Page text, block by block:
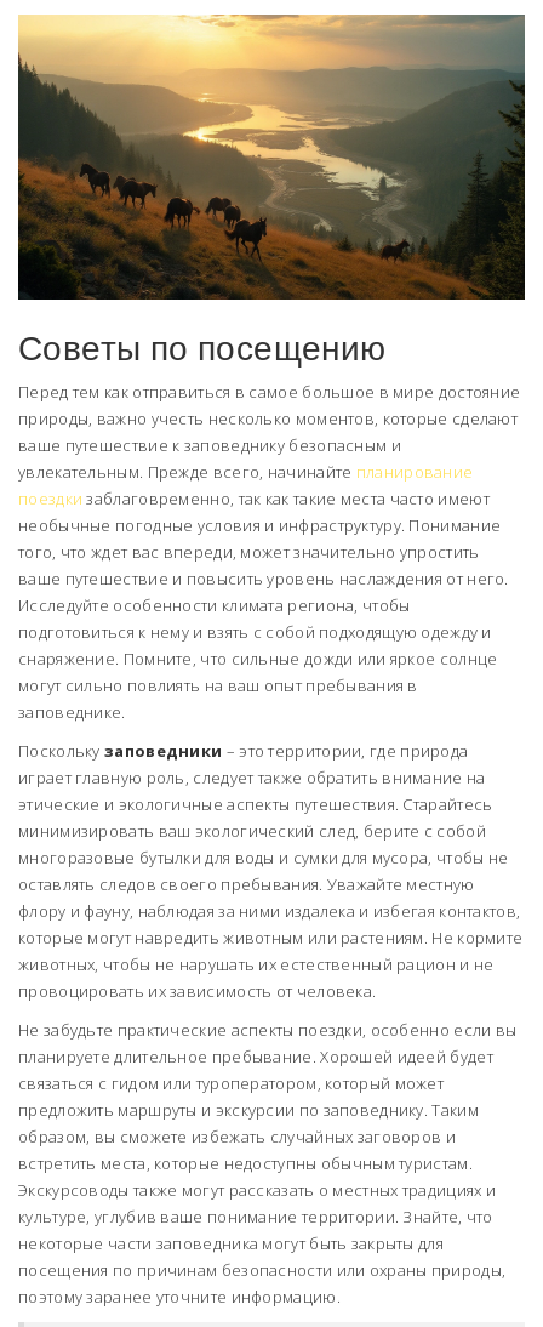
Советы по посещению
Перед тем как отправиться в самое большое в мире достояние
природы, важно учесть несколько моментов, которые сделают
ваше путешествие к заповеднику безопасным и
увлекательным. Прежде всего, начинайте планирование
поездки заблаговременно, так как такие места часто имеют
необычные погодные условия и инфраструктуру. Понимание
того, что ждет вас впереди, может значительно упростить
ваше путешествие и повысить уровень наслаждения от него.
Исследуйте особенности климата региона, чтобы
подготовиться к нему и взять с собой подходящую одежду и
снаряжение. Помните, что сильные дожди или яркое солнце
могут сильно повлиять на ваш опыт пребывания в
заповеднике.
Поскольку заповедники – это территории, где природа
играет главную роль, следует также обратить внимание на
этические и экологичные аспекты путешествия. Старайтесь
минимизировать ваш экологический след, берите с собой
многоразовые бутылки для воды и сумки для мусора, чтобы не
оставлять следов своего пребывания. Уважайте местную
флору и фауну, наблюдая за ними издалека и избегая контактов,
которые могут навредить животным или растениям. Не кормите
животных, чтобы не нарушать их естественный рацион и не
провоцировать их зависимость от человека.
Не забудьте практические аспекты поездки, особенно если вы
планируете длительное пребывание. Хорошей идеей будет
связаться с гидом или туроператором, который может
предложить маршруты и экскурсии по заповеднику. Таким
образом, вы сможете избежать случайных заговоров и
встретить места, которые недоступны обычным туристам.
Экскурсоводы также могут рассказать о местных традициях и
культуре, углубив ваше понимание территории. Знайте, что
некоторые части заповедника могут быть закрыты для
посещения по причинам безопасности или охраны природы,
поэтому заранее уточните информацию.